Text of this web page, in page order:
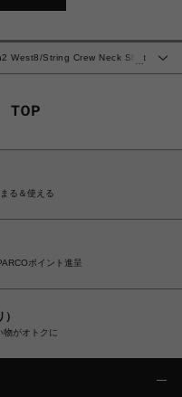
…
West8/String Crew Neck Shirt
る＆使える
ポイント進呈
物がオトクに